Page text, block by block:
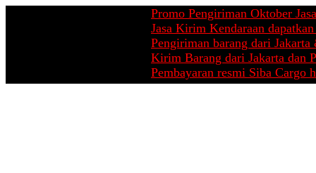
Promo Pengiriman Oktober Jasa
Jasa Kirim Kendaraan dapatkan
Pengiriman barang dari Jakarta &
Kirim Barang dari Jakarta dan
Pembayaran resmi Siba Cargo hanya